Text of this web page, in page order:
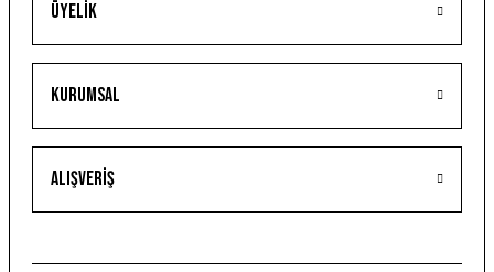
Üyelik
Kurumsal
Alışveriş